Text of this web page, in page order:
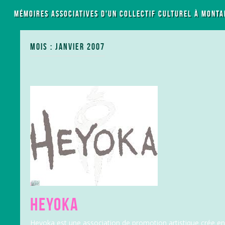
MÉMOIRES ASSOCIATIVES D'UN COLLECTIF CULTUREL À
MOIS : JANVIER 2007
HEYOKA
Heyoka est une association de promotion artistique crée